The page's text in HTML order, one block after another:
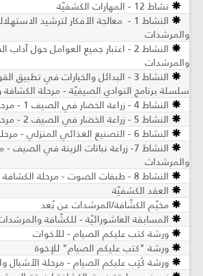
نشاط 12 - المهارات الكشفيّة
النشاط 1 - معالجة الأفكار لترشيد
والمرشدات
النشاط 2 - اعتبار جميع العوامل حول
والمرشدات
النشاط 3 - البدائل والخيارات في
سلسلة برنامج النوادي الصيفيّة - مرحلة
النشاط 4 - زراعة الخضار في الصيف 1 - مرحلة الكشافة والمرشدات
النشاط 5 - زراعة الخضار في الصيف 2 - مرحلة الكشافة والمرشدات
النشاط 6 - التصنيع الغذائي المنزلي - مرحلة الكشافة والمرشدات
النشاط 7- زراعة نباتات الزينة في
والمرشدات
النشاط 8 - طبقات الصوت - مرحلة الكشافة والمرشدات
العقد الكشفيّة
مخيّم الكشّافة/المرشدات عن بُعد
المسابقة العاشورائيّة - للكشّافة
ورشة كتب عليكم الصيام - للأخوات
ورشة "كتب عليكم الصيام" للإخوة
ورشة كُتِب عليكم الصيام - مرحلة الأشبال